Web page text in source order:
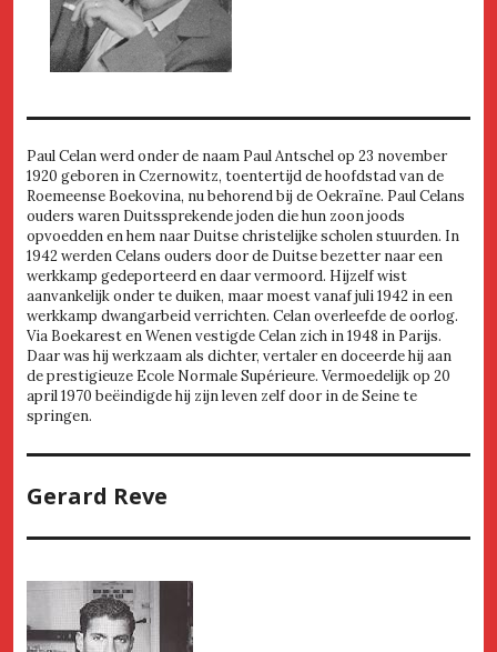
Paul Celan werd onder de naam Paul Antschel op 23 november
1920 geboren in Czernowitz, toentertijd de hoofdstad van de
Roemeense Boekovina, nu behorend bij de Oekraïne. Paul Celans
ouders waren Duitssprekende joden die hun zoon joods
opvoedden en hem naar Duitse christelijke scholen stuurden. In
1942 werden Celans ouders door de Duitse bezetter naar een
werkkamp gedeporteerd en daar vermoord. Hijzelf wist
aanvankelijk onder te duiken, maar moest vanaf juli 1942 in een
werkkamp dwangarbeid verrichten. Celan overleefde de oorlog.
Via Boekarest en Wenen vestigde Celan zich in 1948 in Parijs.
Daar was hij werkzaam als dichter, vertaler en doceerde hij aan
de prestigieuze Ecole Normale Supérieure. Vermoedelijk op 20
april 1970 beëindigde hij zijn leven zelf door in de Seine te
springen.
Gerard Reve